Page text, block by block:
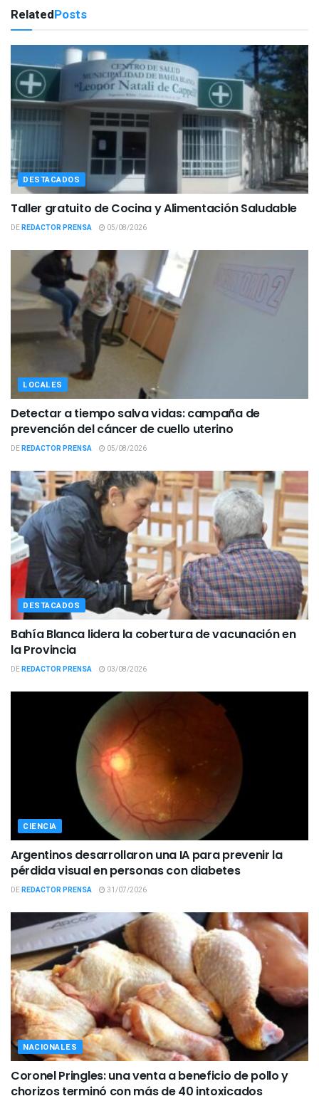
RelatedPosts
DESTACADOS
Taller gratuito de Cocina y Alimentación Saludable
DEREDACTOR PRENSA 05/08/2026
LOCALES
Detectar a tiempo salva vidas: campaña de
prevención del cáncer de cuello uterino
DEREDACTOR PRENSA 05/08/2026
DESTACADOS
Bahía Blanca lidera la cobertura de vacunación en
la Provincia
DEREDACTOR PRENSA 03/08/2026
CIENCIA
Argentinos desarrollaron una IA para prevenir la
pérdida visual en personas con diabetes
DEREDACTOR PRENSA 31/07/2026
NACIONALES
Coronel Pringles: una venta a beneficio de pollo y
chorizos terminó con más de 40 intoxicados